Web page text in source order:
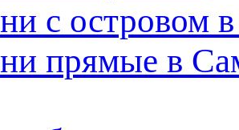
с островом
прямые в